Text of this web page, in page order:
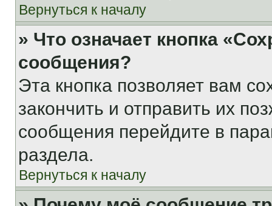
Вернуться к началу
» Что означает кнопка
сообщения?
Эта кнопка позволяет вам
закончить и отправить их
сообщения перейдите в
раздела.
Вернуться к началу